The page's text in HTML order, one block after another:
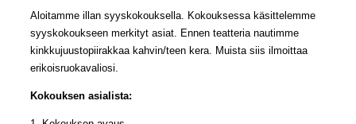
Aloitamme illan syyskokouksella. Kokouksessa käsittelemme
syyskokoukseen merkityt asiat. Ennen teatteria nautimme
kinkkujuustopiirakkaa kahvin/teen kera. Muista siis ilmoittaa
erikoisruokavaliosi.
Kokouksen asialista: